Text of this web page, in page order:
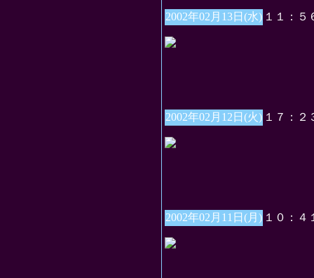
2002年02月13日(水) １１：５
2002年02月12日(火) １７：２
2002年02月11日(月) １０：４